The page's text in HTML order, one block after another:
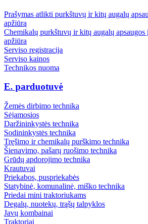
Prašymas atlikti purkštuvų ir kitų augalų
apžiūrą
Chemikalų purkštuvų ir kitų augalų apsaugos
apžiūra
Serviso registracija
Serviso kainos
Technikos nuoma
E. parduotuvė
Žemės dirbimo technika
Sėjamosios
Daržininkystės technika
Sodininkystės technika
Tręšimo ir chemikalų purškimo technika
Šienavimo, pašarų ruošimo technika
Grūdų apdorojimo technika
Krautuvai
Priekabos, puspriekabės
Statybinė, komunalinė, miško technika
Priedai mini traktoriukams
Degalų, nuotekų, trąšų talpyklos
Javų kombainai
Traktoriai